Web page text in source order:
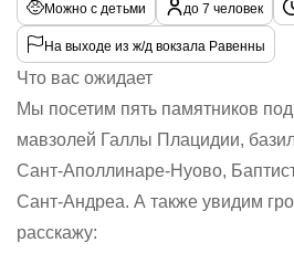
Можно с детьми до 7 человек
На выходе из ж/д вокзала Равенны
Что вас ожидает
Мы посетим пять памятников
мавзолей Галлы Плацидии,
Сант-Аполлинаре-Нуово,
Сант-Андреа. А также увидим
расскажу: